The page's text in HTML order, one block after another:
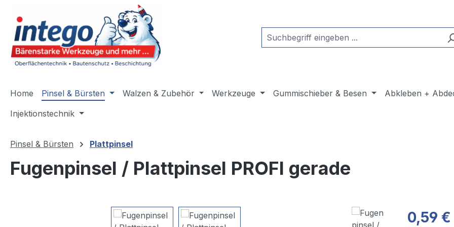
Zur Hauptnavigation springen
Home Pinsel & Bürsten Walzen & Zubehör Werkzeuge Gummischieber & Besen Abkleben +
Injektionstechnik
Pinsel & Bürsten Plattpinsel
Fugenpinsel / Plattpinsel PROFI gerade
0,59 €